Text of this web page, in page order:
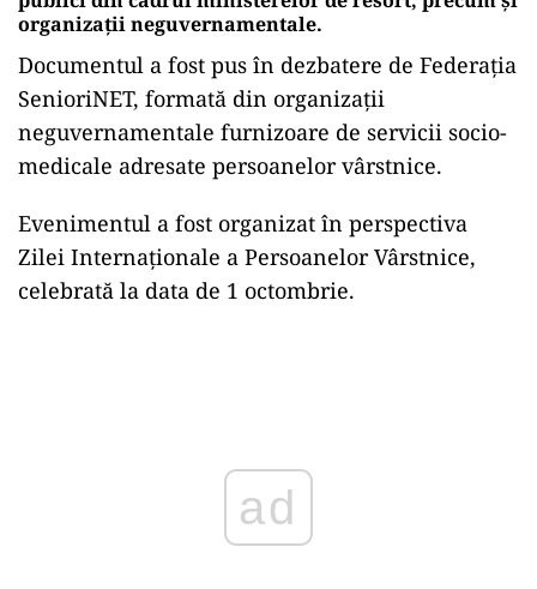
organizaţii neguvernamentale.
Documentul a fost pus în dezbatere de Federaţia
SenioriNET, formată din organizaţii
neguvernamentale furnizoare de servicii socio-
medicale adresate persoanelor vârstnice.
Evenimentul a fost organizat în perspectiva
Zilei Internaţionale a Persoanelor Vârstnice,
celebrată la data de 1 octombrie.